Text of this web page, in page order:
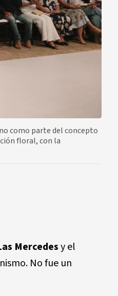
como parte del concepto
floral, con la
Mercedesy el
No fue un